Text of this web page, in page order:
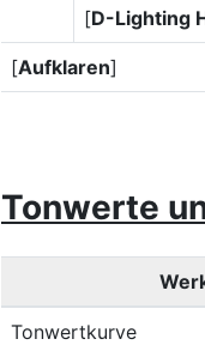
[D-Lighting
[Aufklaren]
Tonwerte
Tonwertkurve